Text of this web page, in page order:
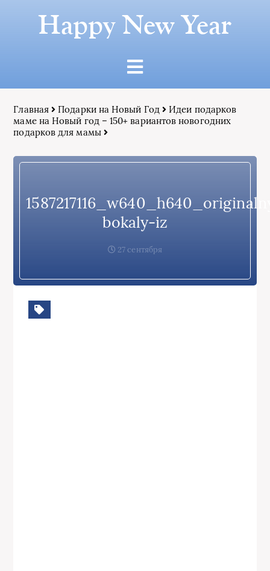
Happy New Year
Главная Подарки на Новый Год
Идеи подарков
маме на Новый год – 150+ вариантов новогодних
подарков для мамы
bokaly-iz
27 сентября